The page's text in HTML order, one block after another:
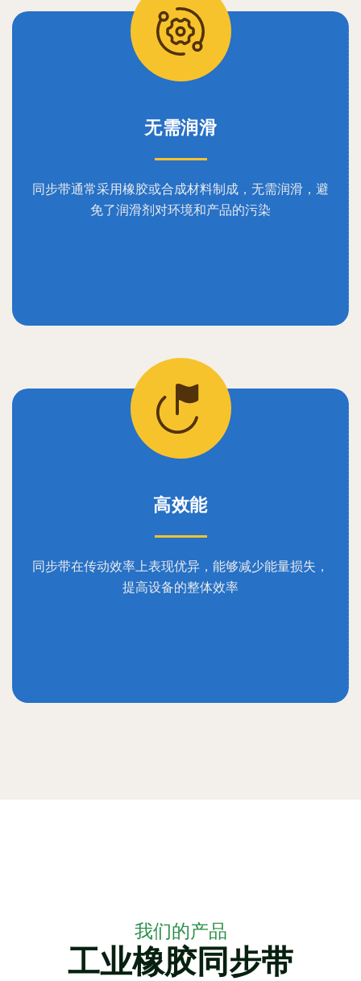
无需润滑
同步带通常采用橡胶或合成材料制成，无需润滑，避
免了润滑剂对环境和产品的污染
高效能
同步带在传动效率上表现优异，能够减少能量损失，
提高设备的整体效率
我们的产品
工业橡胶同步带